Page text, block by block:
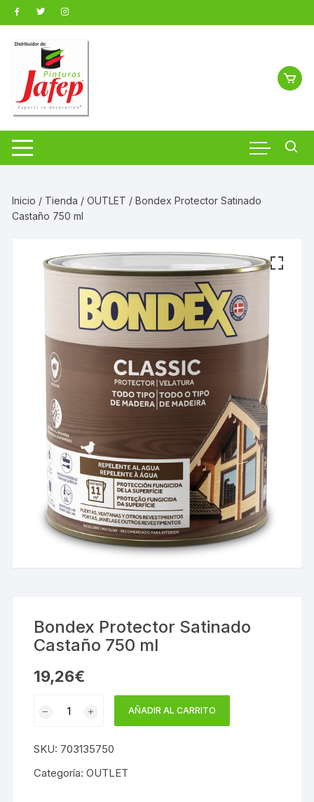
Saltar
al
contenido
Inicio / Tienda /OUTLET / Bondex Protector Satinado
Castaño 750 ml
Bondex Protector Satinado
Castaño 750 ml
19,26€
Protector
Castaño
750
AÑADIR AL CARRITO
SKU: 703135750
Categoría:OUTLET